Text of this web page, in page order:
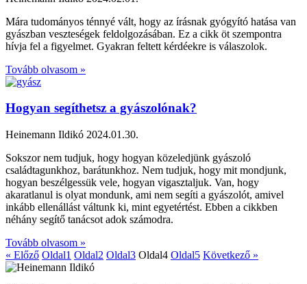
Mára tudományos ténnyé vált, hogy az írásnak gyógyító hatása van
gyászban veszteségek feldolgozásában. Ez a cikk öt szempontra
hívja fel a figyelmet. Gyakran feltett kérdéekre is válaszolok.
Tovább olvasom »
Hogyan segíthetsz a gyászolónak?
Heinemann Ildikó 2024.01.30.
Sokszor nem tudjuk, hogy hogyan közeledjünk gyászoló
családtagunkhoz, barátunkhoz. Nem tudjuk, hogy mit mondjunk,
hogyan beszélgessük vele, hogyan vigasztaljuk. Van, hogy
akaratlanul is olyat mondunk, ami nem segíti a gyászolót, amivel
inkább ellenállást váltunk ki, mint egyetértést. Ebben a cikkben
néhány segítő tanácsot adok számodra.
Tovább olvasom »
« Előző Oldal1 Oldal2 Oldal3 Oldal4 Oldal5 Következő »